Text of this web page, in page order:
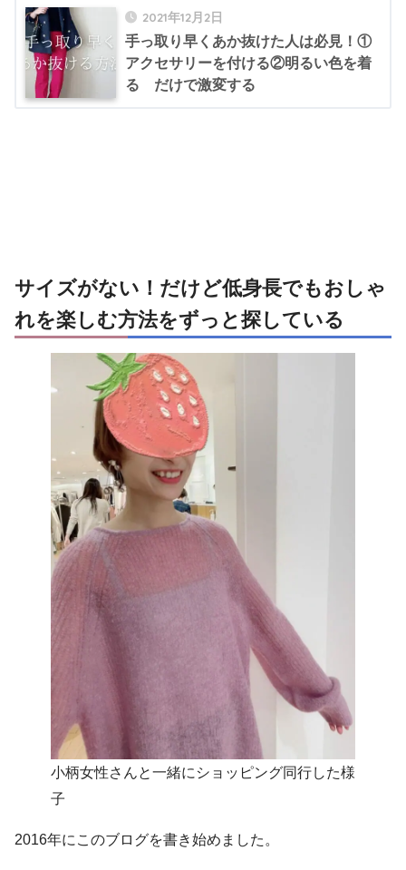
2021年12月2日
手っ取り早くあか抜けた人は必見！①
アクセサリーを付ける②明るい色を着
る だけで激変する
サイズがない！だけど低身長でもおしゃ
れを楽しむ方法をずっと探している
小柄女性さんと一緒にショッピング同行した様
子
2016年にこのブログを書き始めました。